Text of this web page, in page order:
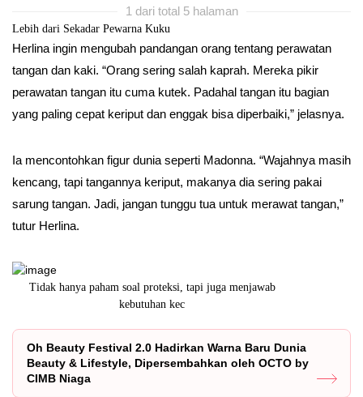
1 dari total 5 halaman
Lebih dari Sekadar Pewarna Kuku
Herlina ingin mengubah pandangan orang tentang perawatan
tangan dan kaki. “Orang sering salah kaprah. Mereka pikir
perawatan tangan itu cuma kutek. Padahal tangan itu bagian
yang paling cepat keriput dan enggak bisa diperbaiki,” jelasnya.
Ia mencontohkan figur dunia seperti Madonna. “Wajahnya masih
kencang, tapi tangannya keriput, makanya dia sering pakai
sarung tangan. Jadi, jangan tunggu tua untuk merawat tangan,”
tutur Herlina.
Tidak hanya paham soal proteksi, tapi juga menjawab
kebutuhan kec
Oh Beauty Festival 2.0 Hadirkan Warna Baru Dunia
Beauty & Lifestyle, Dipersembahkan oleh OCTO by
CIMB Niaga